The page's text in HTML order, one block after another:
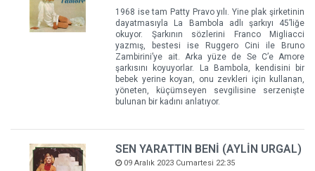
1968 ise tam Patty Pravo yılı. Yine plak şirketinin
dayatmasıyla La Bambola adlı şarkıyı 45’liğe
okuyor. Şarkının sözlerini Franco Migliacci
yazmış, bestesi ise Ruggero Cini ile Bruno
Zambirini’ye ait. Arka yüze de Se C’e Amore
şarkısını koyuyorlar. La Bambola, kendisini bir
bebek yerine koyan, onu zevkleri için kullanan,
yöneten, küçümseyen sevgilisine serzenişte
bulunan bir kadını anlatıyor.
SEN YARATTIN BENİ (AYLİN URGAL)
09 Aralık 2023 Cumartesi 22:35